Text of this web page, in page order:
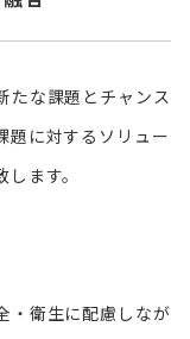
たな課題とチャンス
題に対するソリュー
ます。
・衛生に配慮しなが